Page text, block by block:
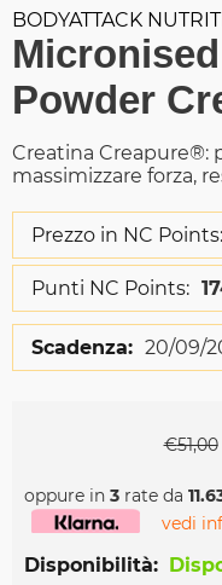
BODYATTACK
Powder
Creatina Creapure®:
massimizzare forza,
Prezzo in NC Points:
Punti NC Points:
Scadenza: 20/09/
€51,00
oppure in 3 rate da
vedi
Disponibilità: